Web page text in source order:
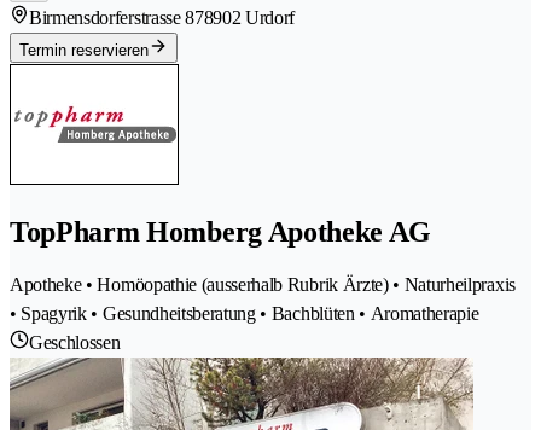
Birmensdorferstrasse 878902 Urdorf
Termin reservieren
TopPharm Homberg Apotheke AG
Apotheke • Homöopathie (ausserhalb Rubrik Ärzte) • Naturheilpraxis
• Spagyrik • Gesundheitsberatung • Bachblüten • Aromatherapie
Geschlossen